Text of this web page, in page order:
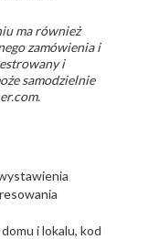
ma również
zamówienia i
i
samodzielnie
i lokalu, kod